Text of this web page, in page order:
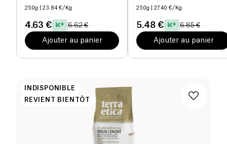
latine & Tanzanie bio
250g | 23.84 €/Kg
4.63 € 6.62 €
Ajouter au panier
250g | 27.40 €/Kg
5.48 € 6.85 €
Ajouter au panier
INDISPONIBLE
REVIENT BIENTÔT